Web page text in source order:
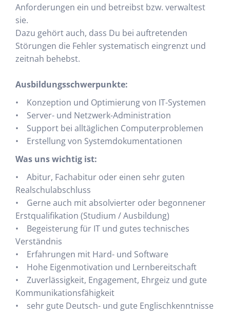
Anforderungen ein und betreibst bzw. verwaltest
sie.
Dazu gehört auch, dass Du bei auftretenden
Störungen die Fehler systematisch eingrenzt und
zeitnah behebst.
Ausbildungsschwerpunkte:
• Konzeption und Optimierung von IT-Systemen
• Server- und Netzwerk-Administration
• Support bei alltäglichen Computerproblemen
• Erstellung von Systemdokumentationen
Was uns wichtig ist:
• Abitur, Fachabitur oder einen sehr guten
Realschulabschluss
• Gerne auch mit absolvierter oder begonnener
Erstqualifikation (Studium / Ausbildung)
• Begeisterung für IT und gutes technisches
Verständnis
• Erfahrungen mit Hard- und Software
• Hohe Eigenmotivation und Lernbereitschaft
• Zuverlässigkeit, Engagement, Ehrgeiz und gute
Kommunikationsfähigkeit
• sehr gute Deutsch- und gute Englischkenntnisse